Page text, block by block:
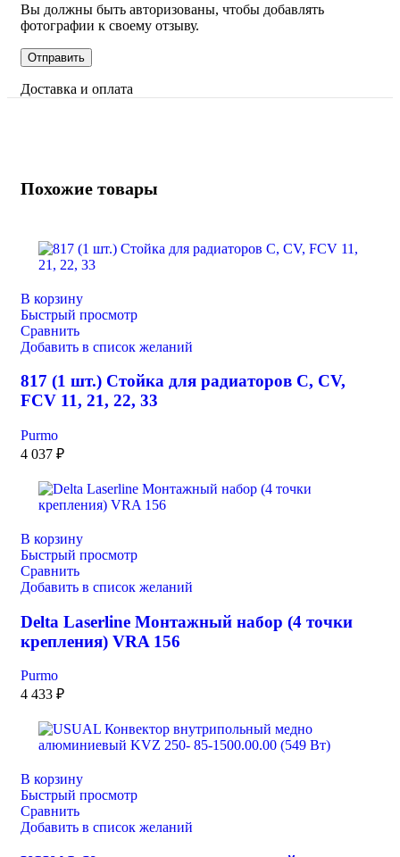
Вы должны быть авторизованы, чтобы добавлять
фотографии к своему отзыву.
Доставка и оплата
Похожие товары
В корзину
Быстрый просмотр
Сравнить
Добавить в список желаний
817 (1 шт.) Стойка для радиаторов C, CV,
FCV 11, 21, 22, 33
Purmo
4 037 ₽
В корзину
Быстрый просмотр
Сравнить
Добавить в список желаний
Delta Laserline Монтажный набор (4 точки
крепления) VRA 156
Purmo
4 433 ₽
В корзину
Быстрый просмотр
Сравнить
Добавить в список желаний